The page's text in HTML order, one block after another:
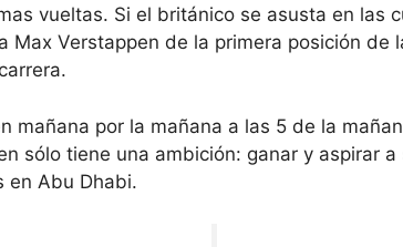
vueltas. Si el británico se asusta en las
Max Verstappen de la primera posición de
mañana por la mañana a las 5 de la
sólo tiene una ambición: ganar y aspirar
en Abu Dhabi.